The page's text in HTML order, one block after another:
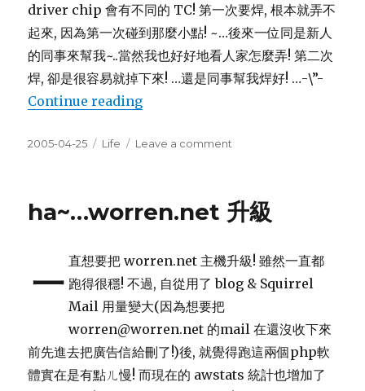
driver chip 會有不同的 TC! 第一次要焊, 根本就弄不
起來, 因為第一次碰到那麼小點! ~…後來一位同是新人
的同事來幫我~..當然我也好好地看人家怎麼弄! 第二次
焊, 卻是很容易就掉下來! …還是同事幫我焊好! …-\”-
Continue reading“呆一天的實驗室”
Posted
2005-04-25 Categories
Life Leave a comment
的
室
ha~…worren.net 升級
一
直想要把 worren.net 主機升級! 雖然一直都
跑得很穩! 不過, 自從用了 blog & Squirrel
Mail 用量變大(因為想要把
worren@worren.net 的mail 在還沒收下來
前先進去把廣告信給刪了!)後, 就覺得跑這兩個php軟
體實在是有點ㄦ慢! 而現在的 awstats 統計也增加了